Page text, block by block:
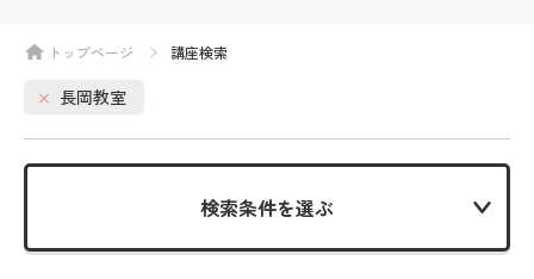
トップページ 講座検索
長岡教室
検索条件を選ぶ